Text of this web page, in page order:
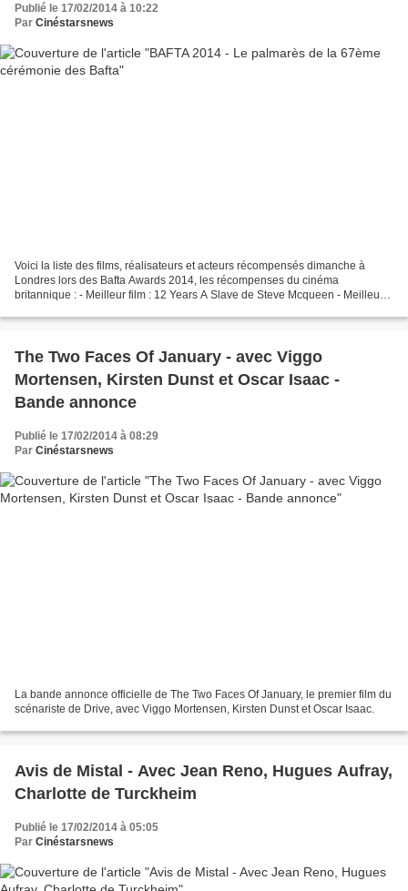
Publié le 17/02/2014 à 10:22
Par Cinéstarsnews
Voici la liste des films, réalisateurs et acteurs récompensés dimanche à
Londres lors des Bafta Awards 2014, les récompenses du cinéma
britannique : - Meilleur film : 12 Years A Slave de Steve Mcqueen - Meilleur
The Two Faces Of January - avec Viggo
Mortensen, Kirsten Dunst et Oscar Isaac -
Bande annonce
Publié le 17/02/2014 à 08:29
Par Cinéstarsnews
La bande annonce officielle de The Two Faces Of January, le premier film du
scénariste de Drive, avec Viggo Mortensen, Kirsten Dunst et Oscar Isaac.
Avis de Mistal - Avec Jean Reno, Hugues Aufray,
Charlotte de Turckheim
Publié le 17/02/2014 à 05:05
Par Cinéstarsnews